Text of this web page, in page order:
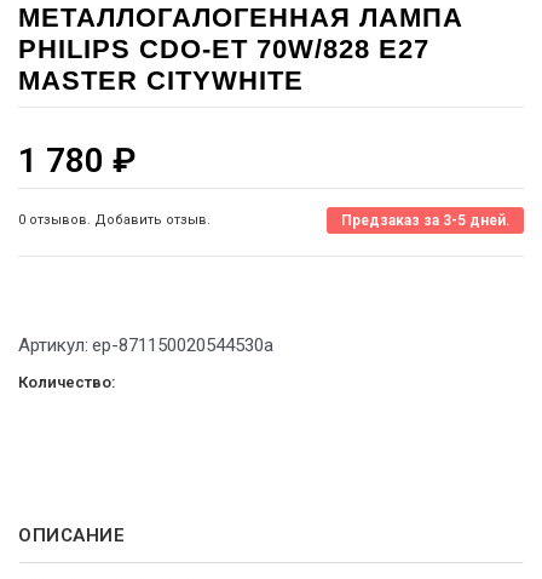
МЕТАЛЛОГАЛОГЕННАЯ ЛАМПА
PHILIPS CDO-ET 70W/828 E27
MASTER CITYWHITE
1 780 ₽
0 отзывов. Добавить отзыв. Предзаказ за 3-5 дней.
Артикул: ep-871150020544530а
Количество:
ОПИСАНИЕ